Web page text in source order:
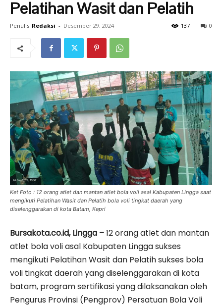
Pelatihan Wasit dan Pelatih
Penulis Redaksi - Desember 29, 2024 0
137
Ket Foto : 12 orang atlet dan mantan atlet bola voli asal Kabupaten Lingga saat
mengikuti Pelatihan Wasit dan Pelatih bola voli tingkat daerah yang
diselenggarakan di kota Batam, Kepri
Bursakota.co.id, Lingga –12 orang atlet dan mantan
atlet bola voli asal Kabupaten Lingga sukses
mengikuti Pelatihan Wasit dan Pelatih sukses bola
voli tingkat daerah yang diselenggarakan di kota
batam, program sertifikasi yang dilaksanakan oleh
Pengurus Provinsi (Pengprov) Persatuan Bola Voli